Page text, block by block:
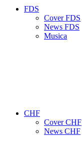
FDS
Cover FDS
News FDS
Musica
CHF
Cover CHF
News CHF